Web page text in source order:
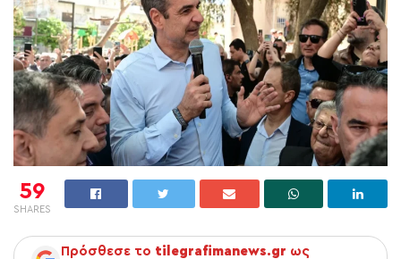
59
SHARES
Πρόσθεσε το tilegrafimanews.gr ως